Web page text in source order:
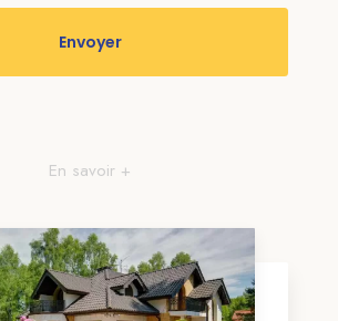
En savoir +